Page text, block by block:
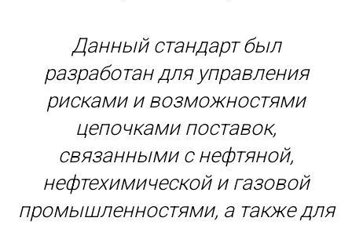
Данный стандарт был
разработан для управления
рисками и возможностями
цепочками поставок,
связанными с нефтяной,
нефтехимической и газовой
промышленностями, а также для